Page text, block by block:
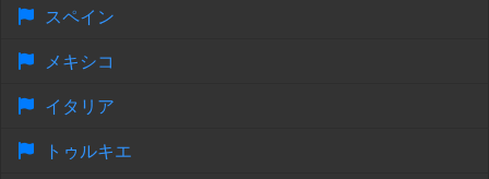
スペイン
メキシコ
イタリア
トゥルキエ